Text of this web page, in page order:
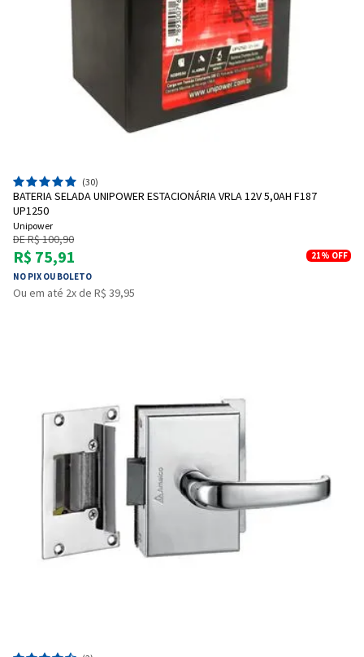
(30)
BATERIA SELADA UNIPOWER ESTACIONÁRIA VRLA 12V 5,0AH F187
UP1250
Unipower
DE R$ 100,90
R$ 75,91
NO PIX OU BOLETO
21% OFF
Ou em até 2x de R$ 39,95